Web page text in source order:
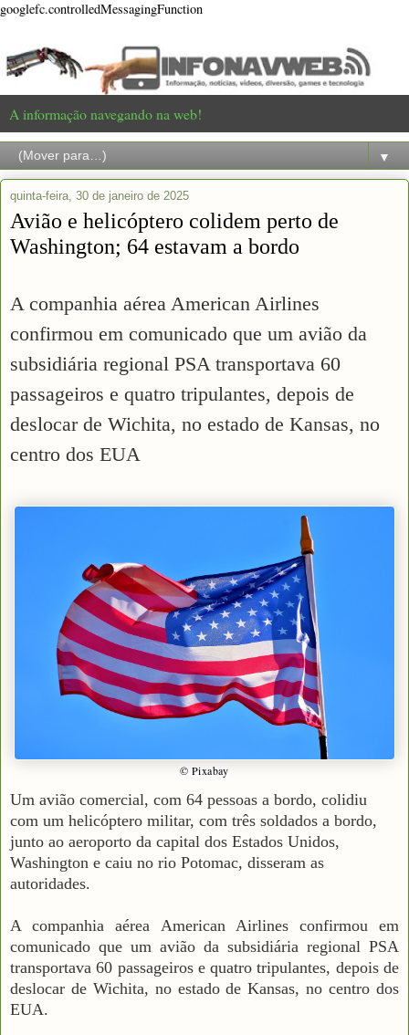
googlefc.controlledMessagingFunction
A informação navegando na web!
▼
quinta-feira, 30 de janeiro de 2025
Avião e helicóptero colidem perto de
Washington; 64 estavam a bordo
A companhia aérea American Airlines
confirmou em comunicado que um avião da
subsidiária regional PSA transportava 60
passageiros e quatro tripulantes, depois de
deslocar de Wichita, no estado de Kansas, no
centro dos EUA
© Pixabay
Um avião comercial, com 64 pessoas a bordo, colidiu
com um helicóptero militar, com três soldados a bordo,
junto ao aeroporto da capital dos Estados Unidos,
Washington e caiu no rio Potomac, disseram as
autoridades.
A companhia aérea American Airlines confirmou em
comunicado que um avião da subsidiária regional PSA
transportava 60 passageiros e quatro tripulantes, depois de
deslocar de Wichita, no estado de Kansas, no centro dos
EUA.